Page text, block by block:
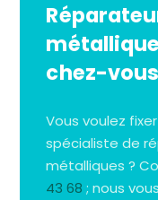
chez-vous
Vous voulez
spécialiste de
métalliques ?
43 68 ; nous